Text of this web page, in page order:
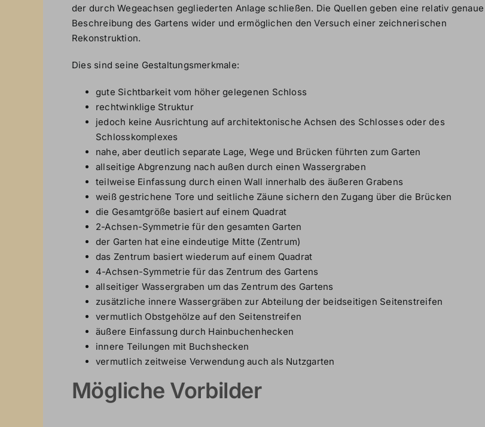
der durch Wegeachsen gegliederten Anlage schließen. Die Quellen geben eine relativ genaue
Beschreibung des Gartens wider und ermöglichen den Versuch einer zeichnerischen
Rekonstruktion.
Dies sind seine Gestaltungsmerkmale:
gute Sichtbarkeit vom höher gelegenen Schloss
rechtwinklige Struktur
jedoch keine Ausrichtung auf architektonische Achsen des Schlosses oder des
Schlosskomplexes
nahe, aber deutlich separate Lage, Wege und Brücken führten zum Garten
allseitige Abgrenzung nach außen durch einen Wassergraben
teilweise Einfassung durch einen Wall innerhalb des äußeren Grabens
weiß gestrichene Tore und seitliche Zäune sichern den Zugang über die Brücken
die Gesamtgröße basiert auf einem Quadrat
2-Achsen-Symmetrie für den gesamten Garten
der Garten hat eine eindeutige Mitte (Zentrum)
das Zentrum basiert wiederum auf einem Quadrat
4-Achsen-Symmetrie für das Zentrum des Gartens
allseitiger Wassergraben um das Zentrum des Gartens
zusätzliche innere Wassergräben zur Abteilung der beidseitigen Seitenstreifen
vermutlich Obstgehölze auf den Seitenstreifen
äußere Einfassung durch Hainbuchenhecken
innere Teilungen mit Buchshecken
vermutlich zeitweise Verwendung auch als Nutzgarten
Mögliche Vorbilder